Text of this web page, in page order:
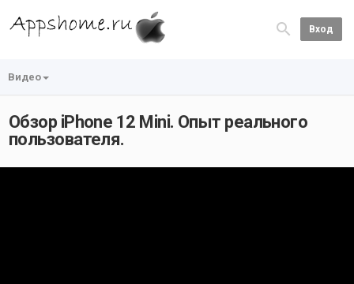
Вход
Видео
Обзор iPhone 12 Mini. Опыт реального
пользователя.